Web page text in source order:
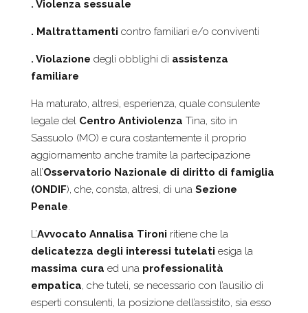
. Violenza sessuale
. Maltrattamenti contro familiari e/o conviventi
. Violazione degli obblighi di assistenza
familiare
Ha maturato, altresì, esperienza, quale consulente
legale del Centro Antiviolenza Tina, sito in
Sassuolo (MO) e cura costantemente il proprio
aggiornamento anche tramite la partecipazione
all’Osservatorio Nazionale di diritto di famiglia
(ONDIF), che, consta, altresì, di unaSezione
Penale.
L’Avvocato Annalisa Tironi ritiene che la
delicatezza degli interessi tutelati esiga la
massima cura ed una professionalità
empatica, che tuteli, se necessario con l’ausilio di
esperti consulenti, la posizione dell’assistito, sia esso